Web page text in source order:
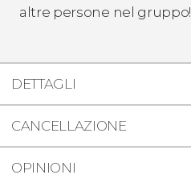
altre persone nel gruppo!
DETTAGLI
CANCELLAZIONE
OPINIONI